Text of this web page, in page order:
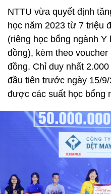
NTTU vừa quyết định
học năm 2023 từ 7 triệu
(riêng học bổng ngành
đồng), kèm theo
đồng. Chỉ duy nhất
đầu tiên trước ngày 15/
được các suất học bổng